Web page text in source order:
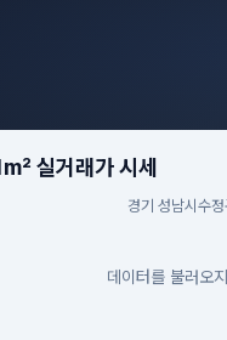
실거래가 시세
경기 성남시수
데이터를 불러오